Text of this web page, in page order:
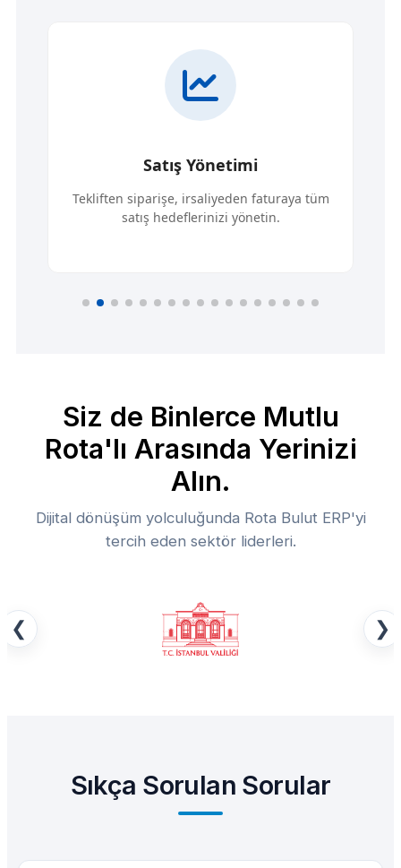
Satış Yönetimi
Tekliften siparişe, irsaliyeden faturaya tüm
satış hedeflerinizi yönetin.
Siz de Binlerce Mutlu
Rota'lı Arasında Yerinizi
Alın.
Dijital dönüşüm yolculuğunda Rota Bulut ERP'yi
tercih eden sektör liderleri.
❮ ❯
Sıkça Sorulan Sorular